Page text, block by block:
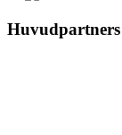
Huvudpartners